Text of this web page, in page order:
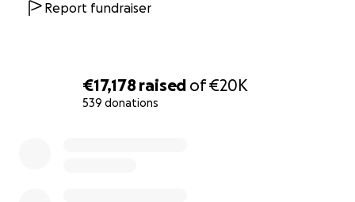
€17,178 raised of€20K
539 donations
Report fundraiser